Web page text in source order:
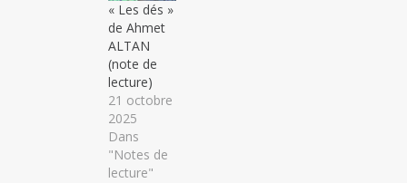
« Les dés »
de Ahmet
ALTAN
(note de
lecture)
21 octobre
2025
Dans
"Notes de
lecture"